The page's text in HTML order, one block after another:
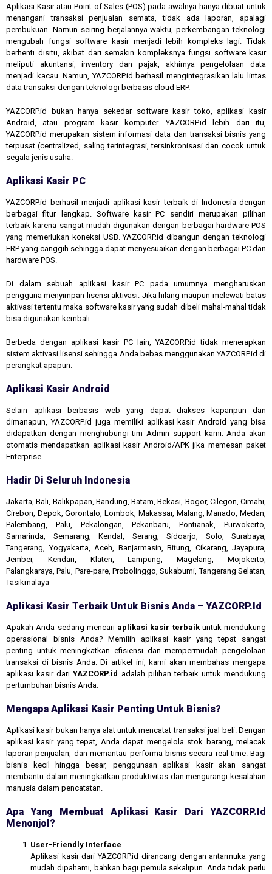
Aplikasi Kasir atau Point of Sales (POS) pada awalnya hanya dibuat untuk
menangani transaksi penjualan semata, tidak ada laporan, apalagi
pembukuan. Namun seiring berjalannya waktu, perkembangan teknologi
mengubah fungsi software kasir menjadi lebih kompleks lagi. Tidak
berhenti disitu, akibat dari semakin kompleksnya fungsi software kasir
meliputi akuntansi, inventory dan pajak, akhirnya pengelolaan data
menjadi kacau. Namun, YAZCORP.id berhasil mengintegrasikan lalu lintas
data transaksi dengan teknologi berbasis cloud ERP.
YAZCORP.id bukan hanya sekedar software kasir toko, aplikasi kasir
Android, atau program kasir komputer. YAZCORP.id lebih dari itu,
YAZCORP.id merupakan sistem informasi data dan transaksi bisnis yang
terpusat (centralized, saling terintegrasi, tersinkronisasi dan cocok untuk
segala jenis usaha.
Aplikasi Kasir PC
YAZCORP.id berhasil menjadi aplikasi kasir terbaik di Indonesia dengan
berbagai fitur lengkap. Software kasir PC sendiri merupakan pilihan
terbaik karena sangat mudah digunakan dengan berbagai hardware POS
yang memerlukan koneksi USB. YAZCORP.id dibangun dengan teknologi
ERP yang canggih sehingga dapat menyesuaikan dengan berbagai PC dan
hardware POS.
Di dalam sebuah aplikasi kasir PC pada umumnya mengharuskan
pengguna menyimpan lisensi aktivasi. Jika hilang maupun melewati batas
aktivasi tertentu maka software kasir yang sudah dibeli mahal-mahal tidak
bisa digunakan kembali.
Berbeda dengan aplikasi kasir PC lain, YAZCORP.id tidak menerapkan
sistem aktivasi lisensi sehingga Anda bebas menggunakan YAZCORP.id di
perangkat apapun.
Aplikasi Kasir Android
Selain aplikasi berbasis web yang dapat diakses kapanpun dan
dimanapun, YAZCORP.id juga memiliki aplikasi kasir Android yang bisa
didapatkan dengan menghubungi tim Admin support kami. Anda akan
otomatis mendapatkan aplikasi kasir Android/APK jika memesan paket
Enterprise.
Hadir Di Seluruh Indonesia
Jakarta, Bali, Balikpapan, Bandung, Batam, Bekasi, Bogor, Cilegon, Cimahi,
Cirebon, Depok, Gorontalo, Lombok, Makassar, Malang, Manado, Medan,
Palembang, Palu, Pekalongan, Pekanbaru, Pontianak, Purwokerto,
Samarinda, Semarang, Kendal, Serang, Sidoarjo, Solo, Surabaya,
Tangerang, Yogyakarta, Aceh, Banjarmasin, Bitung, Cikarang, Jayapura,
Jember, Kendari, Klaten, Lampung, Magelang, Mojokerto,
Palangkaraya, Palu, Pare-pare, Probolinggo, Sukabumi, Tangerang Selatan,
Tasikmalaya
Aplikasi Kasir Terbaik Untuk Bisnis Anda – YAZCORP.id
Apakah Anda sedang mencari aplikasi kasir terbaikuntuk mendukung
operasional bisnis Anda? Memilih aplikasi kasir yang tepat sangat
penting untuk meningkatkan efisiensi dan mempermudah pengelolaan
transaksi di bisnis Anda. Di artikel ini, kami akan membahas mengapa
aplikasi kasir dariYAZCORP.id adalah pilihan terbaik untuk mendukung
pertumbuhan bisnis Anda.
Mengapa Aplikasi Kasir Penting Untuk Bisnis?
Aplikasi kasir bukan hanya alat untuk mencatat transaksi jual beli. Dengan
aplikasi kasir yang tepat, Anda dapat mengelola stok barang, melacak
laporan penjualan, dan memantau performa bisnis secara real-time. Bagi
bisnis kecil hingga besar, penggunaan aplikasi kasir akan sangat
membantu dalam meningkatkan produktivitas dan mengurangi kesalahan
manusia dalam pencatatan.
Apa Yang Membuat Aplikasi Kasir Dari YAZCORP.id
Menonjol?
User-Friendly Interface
Aplikasi kasir dari YAZCORP.id dirancang dengan antarmuka yang
mudah dipahami, bahkan bagi pemula sekalipun. Anda tidak perlu